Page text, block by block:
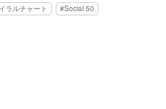
ラルチャート Social 50